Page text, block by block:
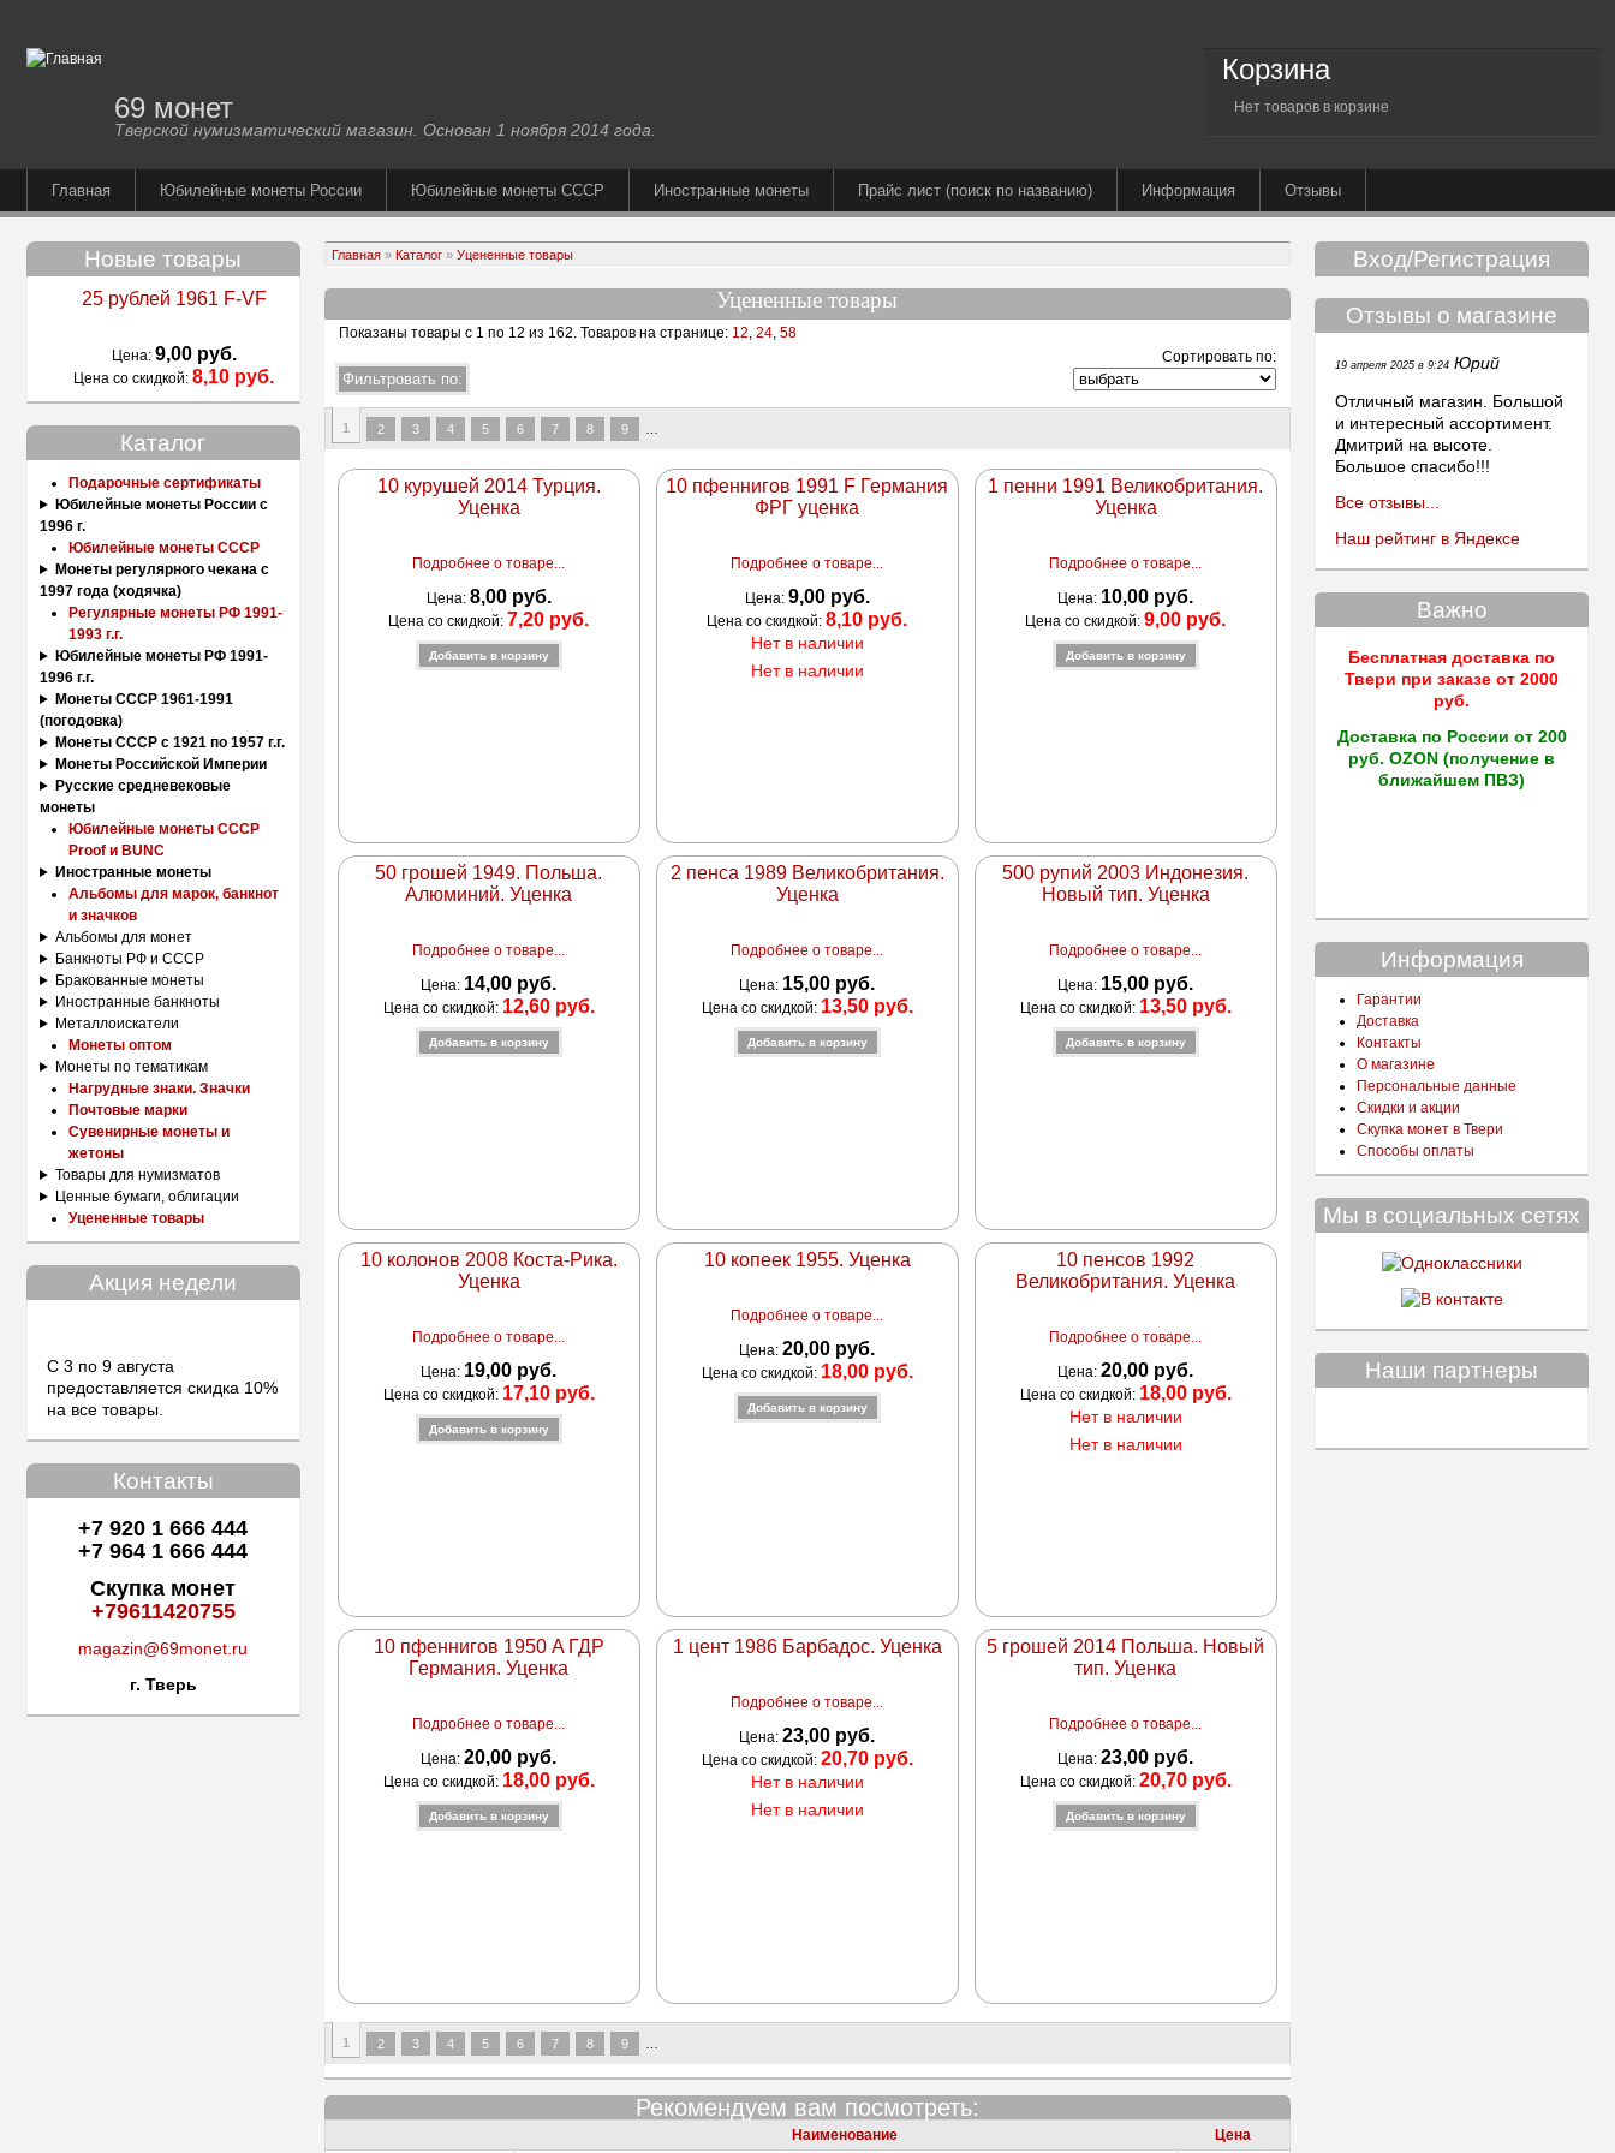
69 монет
Тверской нумизматический магазин. Основан 1 ноября 2014 года.
Корзина
Нет товаров в корзине
Главная Юбилейные монеты России Юбилейные монеты СССР Иностранные монеты Прайс лист (поиск по названию) Информация Отзывы
Новые товары
25 рублей 1961 F-VF
Цена: 9,00 руб.
Цена со скидкой:8,10 руб.
Каталог
Подарочные сертификаты
Юбилейные монеты России с
1996 г.
Юбилейные монеты СССР
Монеты регулярного чекана с
1997 года (ходячка)
Регулярные монеты РФ 1991-
1993 г.г.
Юбилейные монеты РФ 1991-
1996 г.г.
Монеты СССР 1961-1991
(погодовка)
Монеты СССР с 1921 по 1957 г.г.
Монеты Российской Империи
Русские средневековые
монеты
Юбилейные монеты СССР
Proof и BUNC
Иностранные монеты
Альбомы для марок, банкнот
и значков
Альбомы для монет
Банкноты РФ и СССР
Бракованные монеты
Иностранные банкноты
Металлоискатели
Монеты оптом
Монеты по тематикам
Нагрудные знаки. Значки
Почтовые марки
Сувенирные монеты и
жетоны
Товары для нумизматов
Ценные бумаги, облигации
Уцененные товары
Акция недели
С 3 по 9 августа
предоставляется скидка 10%
на все товары.
Контакты
+7 920 1 666 444
+7 964 1 666 444
Скупка монет
+79611420755
magazin@69monet.ru
г. Тверь
Главная» Каталог» Уцененные товары
Уцененные товары
Показаны товары с 1 по 12 из 162. Товаров на странице:12, 24, 58
Сортировать по:
1 2 3 4 5 6 7 8 9
10 курушей 2014 Турция.
Уценка
Подробнее о товаре...
Цена: 8,00 руб.
Цена со скидкой: 7,20 руб.
10 пфеннигов 1991 F Германия
ФРГ уценка
Подробнее о товаре...
Цена: 9,00 руб.
Цена со скидкой:8,10 руб.
Нет в наличии
Нет в наличии
1 пенни 1991 Великобритания.
Уценка
Подробнее о товаре...
Цена: 10,00 руб.
Цена со скидкой:9,00 руб.
50 грошей 1949. Польша.
Алюминий. Уценка
Подробнее о товаре...
Цена: 14,00 руб.
Цена со скидкой: 12,60 руб.
2 пенса 1989 Великобритания.
Уценка
Подробнее о товаре...
Цена: 15,00 руб.
Цена со скидкой: 13,50 руб.
500 рупий 2003 Индонезия.
Новый тип. Уценка
Подробнее о товаре...
Цена: 15,00 руб.
Цена со скидкой: 13,50 руб.
10 колонов 2008 Коста-Рика.
Уценка
Подробнее о товаре...
Цена: 19,00 руб.
Цена со скидкой: 17,10 руб.
10 копеек 1955. Уценка
Подробнее о товаре...
Цена:20,00 руб.
Цена со скидкой: 18,00 руб.
10 пенсов 1992
Великобритания. Уценка
Подробнее о товаре...
Цена:20,00 руб.
Цена со скидкой: 18,00 руб.
Нет в наличии
Нет в наличии
10 пфеннигов 1950 A ГДР
Германия. Уценка
Подробнее о товаре...
Цена:20,00 руб.
Цена со скидкой: 18,00 руб.
1 цент 1986 Барбадос. Уценка
Подробнее о товаре...
Цена:23,00 руб.
Цена со скидкой: 20,70 руб.
Нет в наличии
Нет в наличии
5 грошей 2014 Польша. Новый
тип. Уценка
Подробнее о товаре...
Цена:23,00 руб.
Цена со скидкой: 20,70 руб.
1 2 3 4 5 6 7 8 9
Рекомендуем вам посмотреть:
Наименование Цена
Вход/Регистрация
Отзывы о магазине
19 апреля 2025 в 9:24 Юрий
Отличный магазин. Большой
и интересный ассортимент.
Дмитрий на высоте.
Большое спасибо!!!
Все отзывы...
Наш рейтинг в Яндексе
Важно
Бесплатная доставка по
Твери при заказе от 2000
руб.
Доставка по России от 200
руб. OZON (получение в
ближайшем ПВЗ)
Информация
Гарантии
Доставка
Контакты
О магазине
Персональные данные
Скидки и акции
Скупка монет в Твери
Способы оплаты
Мы в социальных сетях
Наши партнеры